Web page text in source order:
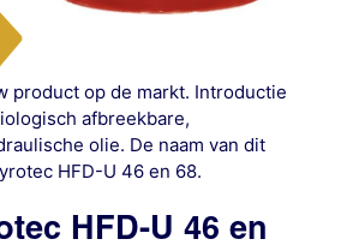
product op de markt. Introductie
afbreekbare,
olie. De naam van dit
HFD-U 46 en 68.
HFD-U 46 en